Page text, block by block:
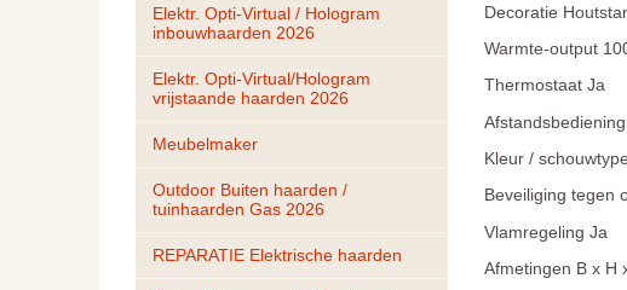
Elektr. Opti-Virtual / Hologram
inbouwhaarden 2026
Elektr. Opti-Virtual/Hologram
vrijstaande haarden 2026
Meubelmaker
Outdoor Buiten haarden /
tuinhaarden Gas 2026
REPARATIE Elektrische haarden
Decoratie
Warmte-output
Thermostaat Ja
Kleur /
Beveiliging tegen
Vlamregeling Ja
Afmetingen B x H